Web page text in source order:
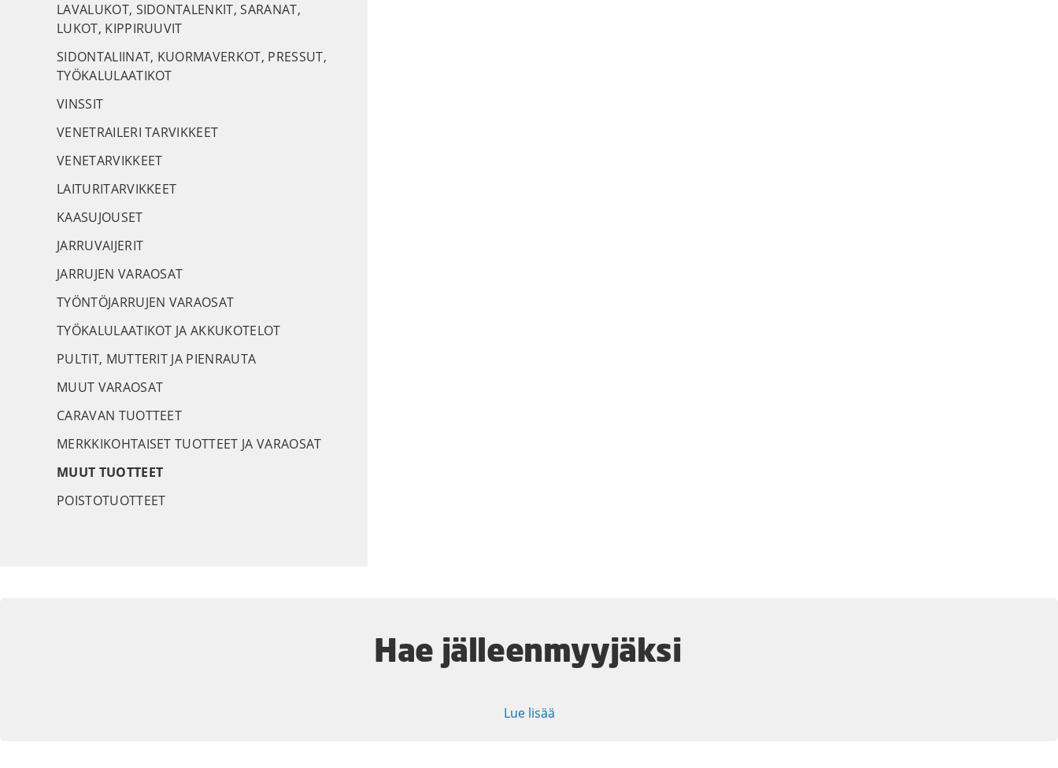
LAVALUKOT, SIDONTALENKIT, SARANAT,
LUKOT, KIPPIRUUVIT
SIDONTALIINAT, KUORMAVERKOT, PRESSUT,
TYÖKALULAATIKOT
VINSSIT
VENETRAILERI TARVIKKEET
VENETARVIKKEET
LAITURITARVIKKEET
KAASUJOUSET
JARRUVAIJERIT
JARRUJEN VARAOSAT
TYÖNTÖJARRUJEN VARAOSAT
TYÖKALULAATIKOT JA AKKUKOTELOT
PULTIT, MUTTERIT JA PIENRAUTA
MUUT VARAOSAT
CARAVAN TUOTTEET
MERKKIKOHTAISET TUOTTEET JA VARAOSAT
MUUT TUOTTEET
POISTOTUOTTEET
Hae jälleenmyyjäksi
Lue lisää